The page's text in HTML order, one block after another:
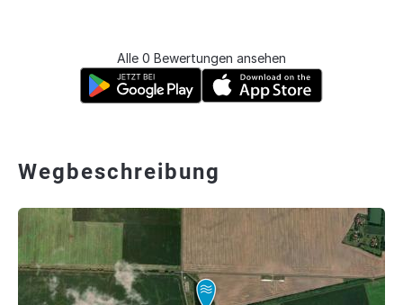
Alle 0 Bewertungen ansehen
Wegbeschreibung